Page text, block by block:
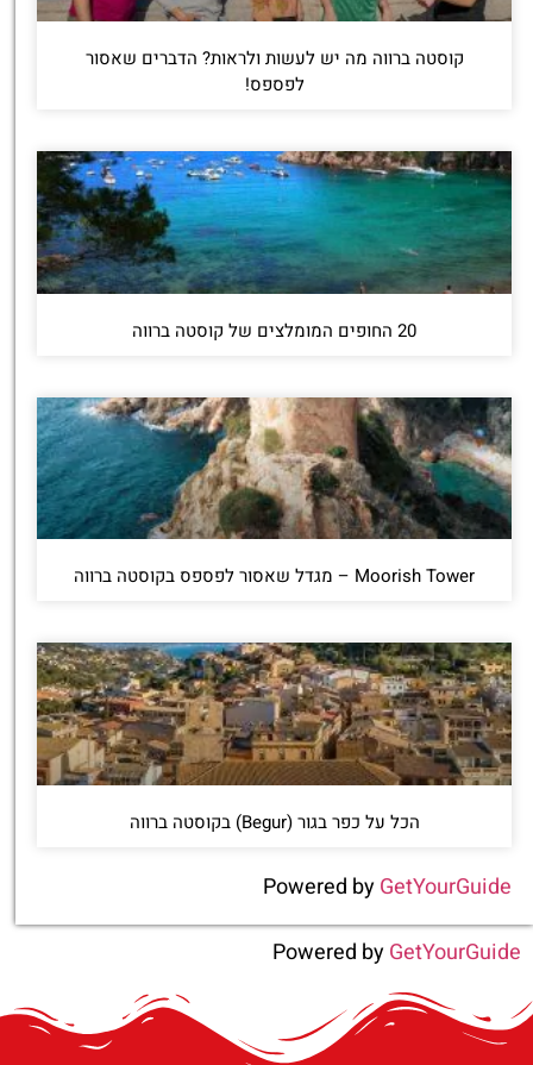
קוסטה ברווה מה יש לעשות ולראות? הדברים שאסור
לפספס!
20 החופים המומלצים של קוסטה ברווה
‪‪Moorish Tower‬‬ – מגדל שאסור לפספס בקוסטה ברווה
הכל על כפר בגור (Begur) בקוסטה ברווה
Powered byGetYourGuide
Powered byGetYourGuide